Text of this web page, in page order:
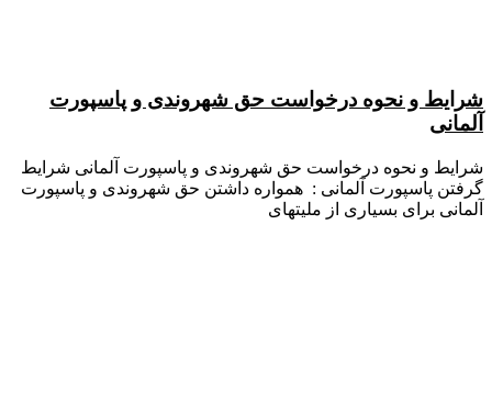
شرایط و نحوه درخواست حق شهروندی و پاسپورت
آلمانی
شرایط و نحوه درخواست حق شهروندی و پاسپورت آلمانی شرایط
گرفتن پاسپورت آلمانی : همواره داشتن حق شهروندی و پاسپورت
آلمانی برای بسیاری از ملیتهای